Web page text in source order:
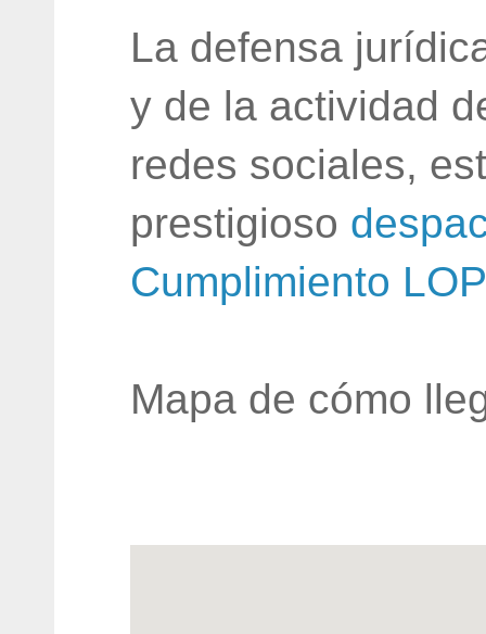
La defensa
y de la actividad
redes sociales,
prestigioso
Cumplimiento
Mapa de cómo